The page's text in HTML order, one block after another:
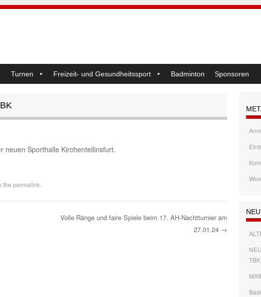
Turnen Freizeit- und Gesundheitssport Badminton Sponsoren
neuen Sporthalle Kirchentellinsfurt.
the permalink
Volle Ränge und faire Spiele beim 17. AH-Nachtturnier am
27.01.24 →
TBK